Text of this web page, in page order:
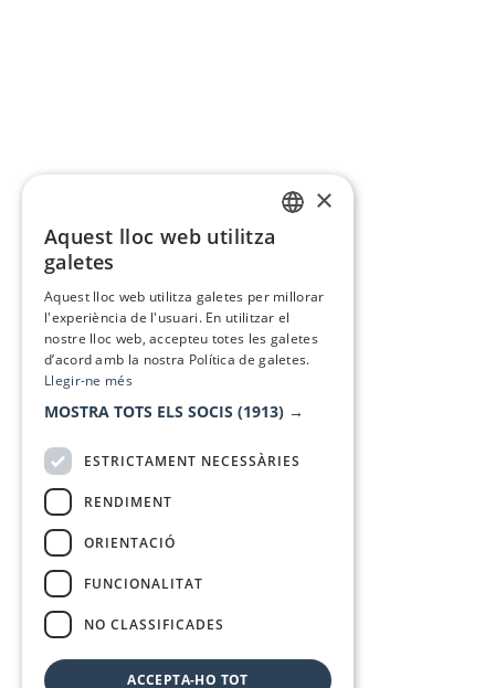
×
Aquest lloc web utilitza
galetes
Aquest lloc web utilitza galetes per millorar
l'experiència de l'usuari. En utilitzar el
nostre lloc web, accepteu totes les galetes
d’acord amb la nostra Política de galetes.
Llegir-ne més
MOSTRA TOTS ELS SOCIS (1913) →
ESTRICTAMENT NECESSÀRIES
RENDIMENT
ORIENTACIÓ
FUNCIONALITAT
NO CLASSIFICADES
ACCEPTA-HO TOT